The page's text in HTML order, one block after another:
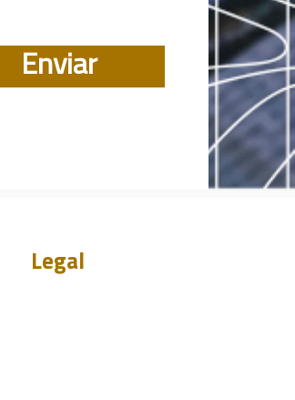
Enviar
Legal